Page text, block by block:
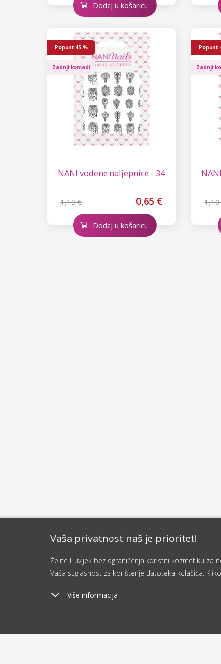
Vaša privatnost naš je prioritet!
Želite li uvijek bez ograničenja koristiti kozmetiku za
Vaša suglasnost za korištenje datoteka kolačića.
Više informacija
Pribor za produljivanje trepavica
Gel boje za trepavice i obrve
Dodaj u košaricu
NANI vodene naljepnice - 34
1,19 € 0,65 €
Popust 45 %
Zadnji komadi
Dodaj u košaricu
Popust
Zadnji